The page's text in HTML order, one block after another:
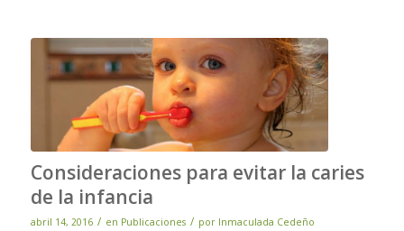
Consideraciones para evitar la caries
de la infancia
abril 14, 2016 / en Publicaciones / por Inmaculada Cedeño